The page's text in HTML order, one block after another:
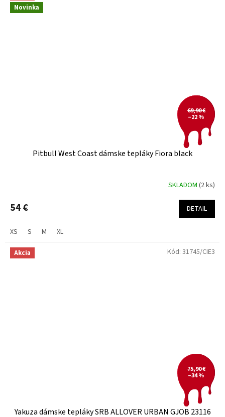
Novinka
69,90 €
–22 %
Pitbull West Coast dámske tepláky Fiora black
SKLADOM (2 ks)
54 € DETAIL
XS S M XL
Akcia
75,90 €
–34 %
Yakuza dámske tepláky SRB ALLOVER URBAN GJOB 23116
Kód: 31745/CIE3